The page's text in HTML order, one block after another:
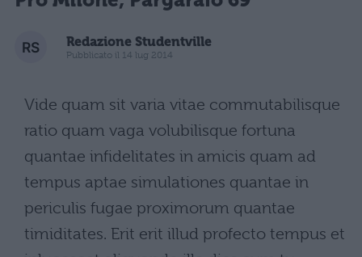
Redazione Studentville
Pubblicato il 14 lug 2014
Vide quam sit varia vitae commutabilisque
ratio quam vaga volubilisque fortuna
quantae infidelitates in amicis quam ad
tempus aptae simulationes quantae in
periculis fugae proximorum quantae
timiditates. Erit erit illud profecto tempus et